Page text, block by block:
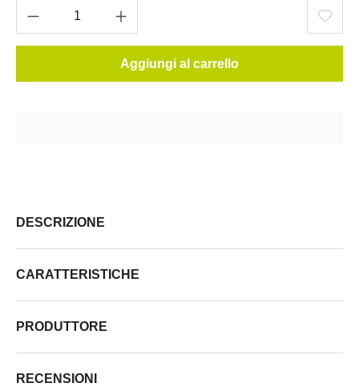
Aggiungi al carrello
DESCRIZIONE
CARATTERISTICHE
PRODUTTORE
RECENSIONI